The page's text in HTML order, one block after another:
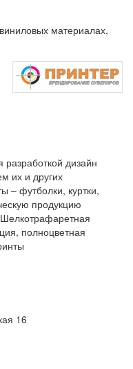
материалах,
дизайн
их и других
– футболки, куртки,
продукцию
полноцветная
16